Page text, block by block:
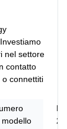
nel settore
contatto
o connettiti
modello